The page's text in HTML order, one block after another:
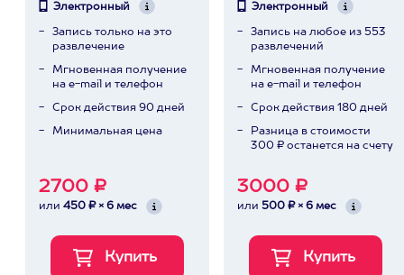
Электронный
Запись только на это
развлечение
Мгновенная получение
на e-mail и телефон
Срок действия 90 дней
Минимальная цена
2700 ₽
или 450 ₽ × 6 мес
Электронный
Запись на любое из 553
развлечений
Мгновенная получение
на e-mail и телефон
Срок действия 180 дней
Разница в стоимости
300 ₽ останется на счету
3000 ₽
или 500 ₽ × 6 мес